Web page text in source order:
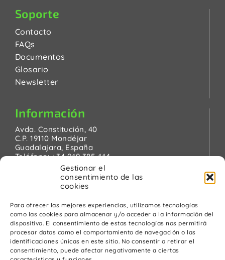
Gestionar el
consentimiento de las
cookies
Para ofrecer las mejores experiencias, utilizamos tecnologías
como las cookies para almacenar y/o acceder a la información del
dispositivo. El consentimiento de estas tecnologías nos permitirá
procesar datos como el comportamiento de navegación o las
identificaciones únicas en este sitio. No consentir o retirar el
consentimiento, puede afectar negativamente a ciertas
Soporte
Contacto
FAQs
Documentos
Glosario
Newsletter
Información
Avda. Constitución, 40
C.P. 19110 Mondéjar
Guadalajara, España
Teléfono:+34 949 385 444
pinanson@pinanson.eu
Legal
Política de Privacidad
Advertencia Legal
Política de cookies